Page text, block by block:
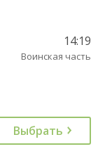
14:19
Воинская часть
Выбрать